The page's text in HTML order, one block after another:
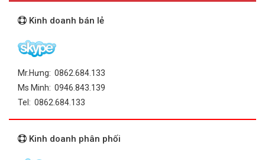
Kinh doanh bán lẻ
Mr.Hưng: 0862.684.133
Ms Minh: 0946.843.139
Tel: 0862.684.133
Kinh doanh phân phối